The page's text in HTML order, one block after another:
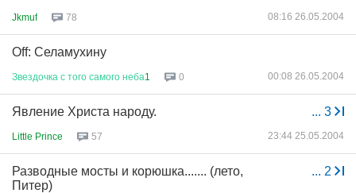
Jkmuf 78 08:16 26.05.2004
Off: Селамухину
Звездочка с того самого неба1 0 00:08 26.05.2004
... 3
Явление Христа народу.
Little Prince 57 23:44 25.05.2004
... 2
Разводные мосты и корюшка....... (лето,
Питер)